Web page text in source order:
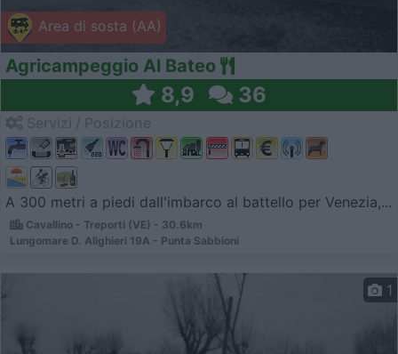
Area di sosta (AA)
Agricampeggio Al Bateo
8,9 36
A 300 metri a piedi dall'imbarco al battello per Venezia,...
Cavallino - Treporti (VE) - 30.6km
Lungomare D. Alighieri 19A - Punta Sabbioni
1